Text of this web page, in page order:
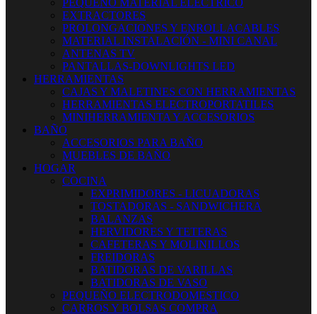
PEQUEÑO MATERIAL ELECTRICO
EXTRACTORES
PROLONGACIONES Y ENROLLACABLES
MATERIAL INSTALACIÓN - MINI CANAL
ANTENAS TV
PANTALLAS-DOWNLIGHTS LED
HERRAMIENTAS
CAJAS Y MALETINES CON HERRAMIENTAS
HERRAMIENTAS ELECTROPORTATILES
MINIHERRAMIENTA Y ACCESORIOS
BAÑO
ACCESORIOS PARA BAÑO
MUEBLES DE BAÑO
HOGAR
COCINA
EXPRIMIDORES - LICUADORAS
TOSTADORAS - SANDWICHERA
BALANZAS
HERVIDORES Y TETERAS
CAFETERAS Y MOLINILLOS
FREIDORAS
BATIDORAS DE VARILLAS
BATIDORAS DE VASO
PEQUEÑO ELECTRODOMESTICO
CARROS Y BOLSAS COMPRA